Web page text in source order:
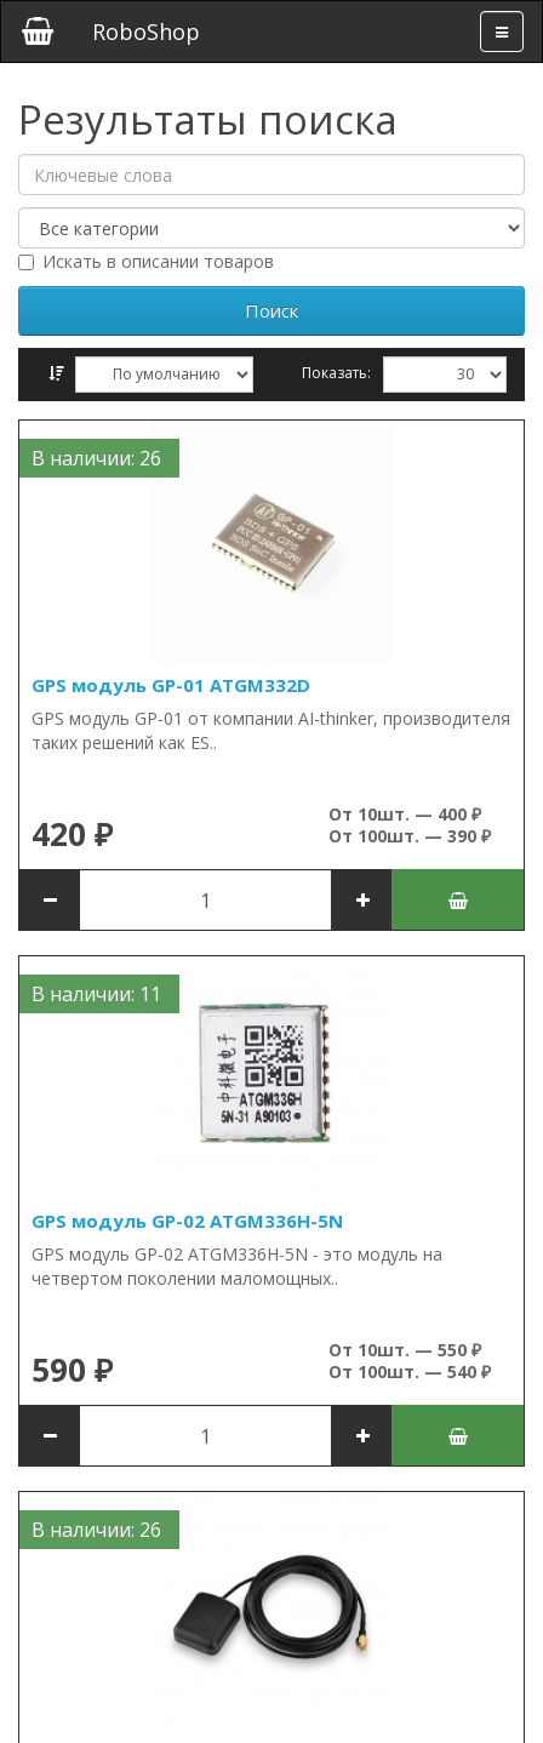
RoboShop
Результаты поиска
Искать в описании товаров
Показать:
В наличии: 26
GPS модуль GP-01 ATGM332D
GPS модуль GP-01 от компании AI-thinker, производителя
таких решений как ES..
420 ₽
От 10шт. — 400 ₽
От 100шт. — 390 ₽
В наличии: 11
GPS модуль GP-02 ATGM336H-5N
GPS модуль GP-02 ATGM336H-5N - это модуль на
четвертом поколении маломощных..
590 ₽
От 10шт. — 550 ₽
От 100шт. — 540 ₽
В наличии: 26